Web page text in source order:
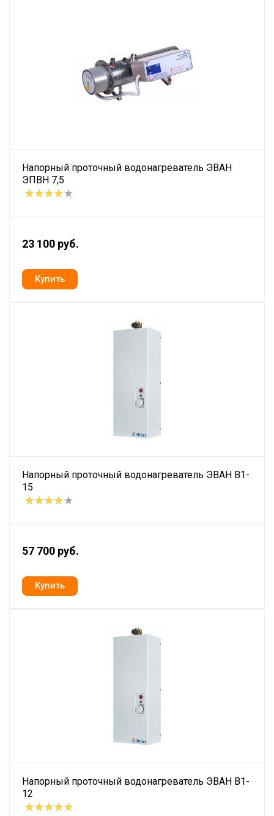
Напорный проточный водонагреватель ЭВАН
ЭПВН 7,5
23 100 руб.
Напорный проточный водонагреватель ЭВАН В1-
15
57 700 руб.
Напорный проточный водонагреватель ЭВАН В1-
12